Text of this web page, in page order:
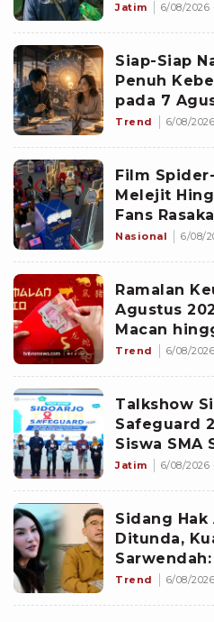
Jatim 6/08/2026
Siap-Siap
Penuh
pada 7
Punya
Trend 6/08/
Film
Melejit
Fans
Hero Lewat
Nasional 6/08/
Ramalan
Agustus
Macan
Trend 6/08/
Talkshow
Safeguard
Siswa SMA
Jatim 6/08/2026
Sidang Hak
Ditunda,
Trend 6/08/